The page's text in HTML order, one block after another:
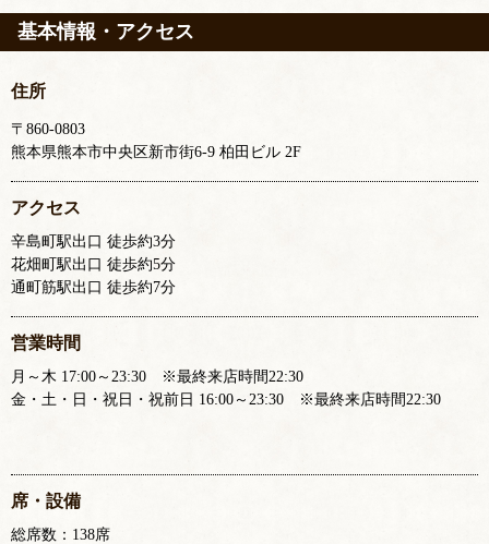
基本情報・アクセス
住所
〒860-0803
熊本県熊本市中央区新市街6-9 柏田ビル 2F
アクセス
辛島町駅出口 徒歩約3分
花畑町駅出口 徒歩約5分
通町筋駅出口 徒歩約7分
営業時間
月～木 17:00～23:30 ※最終来店時間22:30
金・土・日・祝日・祝前日 16:00～23:30 ※最終来店時間22:30
席・設備
総席数：138席